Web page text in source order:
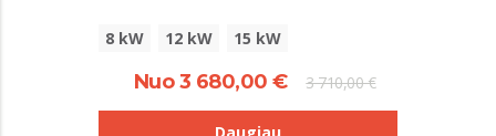
8 kW 12 kW 15 kW
Nuo 3 680,00 € 3 710,00 €
Daugiau